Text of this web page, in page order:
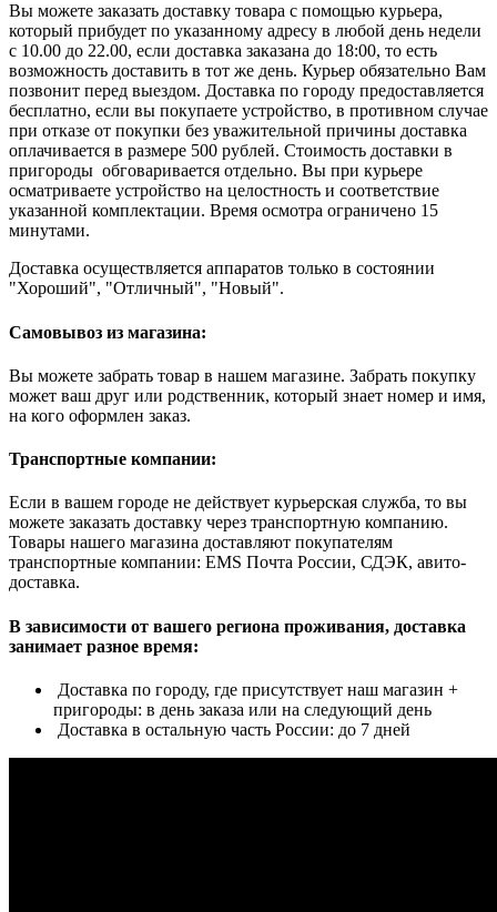
Вы можете заказать доставку товара с помощью курьера,
который прибудет по указанному адресу в любой день недели
с 10.00 до 22.00, если доставка заказана до 18:00, то есть
возможность доставить в тот же день. Курьер обязательно Вам
позвонит перед выездом. Доставка по городу предоставляется
бесплатно, если вы покупаете устройство, в противном случае
при отказе от покупки без уважительной причины доставка
оплачивается в размере 500 рублей. Стоимость доставки в
пригороды обговаривается отдельно. Вы при курьере
осматриваете устройство на целостность и соответствие
указанной комплектации. Время осмотра ограничено 15
минутами.
Доставка осуществляется аппаратов только в состоянии
"Хороший", "Отличный", "Новый".
Самовывоз из магазина:
Вы можете забрать товар в нашем магазине. Забрать покупку
может ваш друг или родственник, который знает номер и имя,
на кого оформлен заказ.
Транспортные компании:
Если в вашем городе не действует курьерская служба, то вы
можете заказать доставку через транспортную компанию.
Товары нашего магазина доставляют покупателям
транспортные компании: EMS Почта России, СДЭК, авито-
доставка.
В зависимости от вашего региона проживания, доставка
занимает разное время:
Доставка по городу, где присутствует наш магазин +
пригороды: в день заказа или на следующий день
Доставка в остальную часть России: до 7 дней